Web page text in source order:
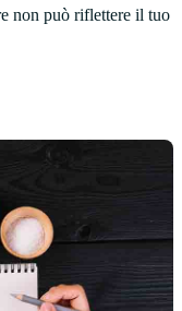
non può riflettere il tuo